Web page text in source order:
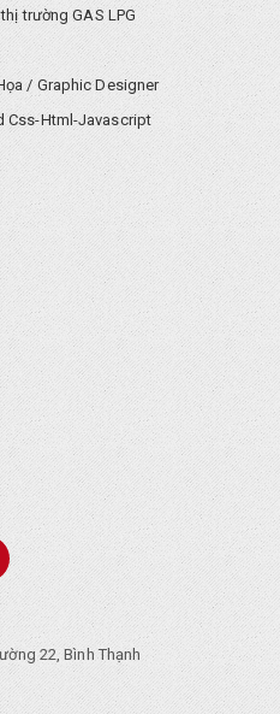
trường GAS LPG
/ Graphic Designer
Css-Html-Javascript
22, Bình Thạnh